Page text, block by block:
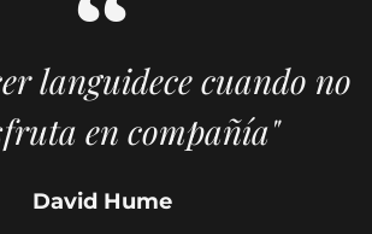
languidece cuando no
en compañía"
David Hume